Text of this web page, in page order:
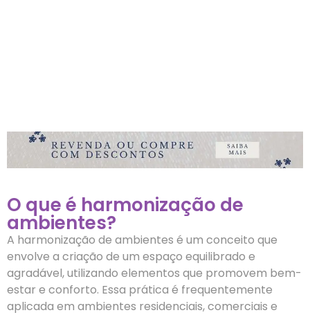
O que é harmonização de
ambientes?
A harmonização de ambientes é um conceito que
envolve a criação de um espaço equilibrado e
agradável, utilizando elementos que promovem bem-
estar e conforto. Essa prática é frequentemente
aplicada em ambientes residenciais, comerciais e